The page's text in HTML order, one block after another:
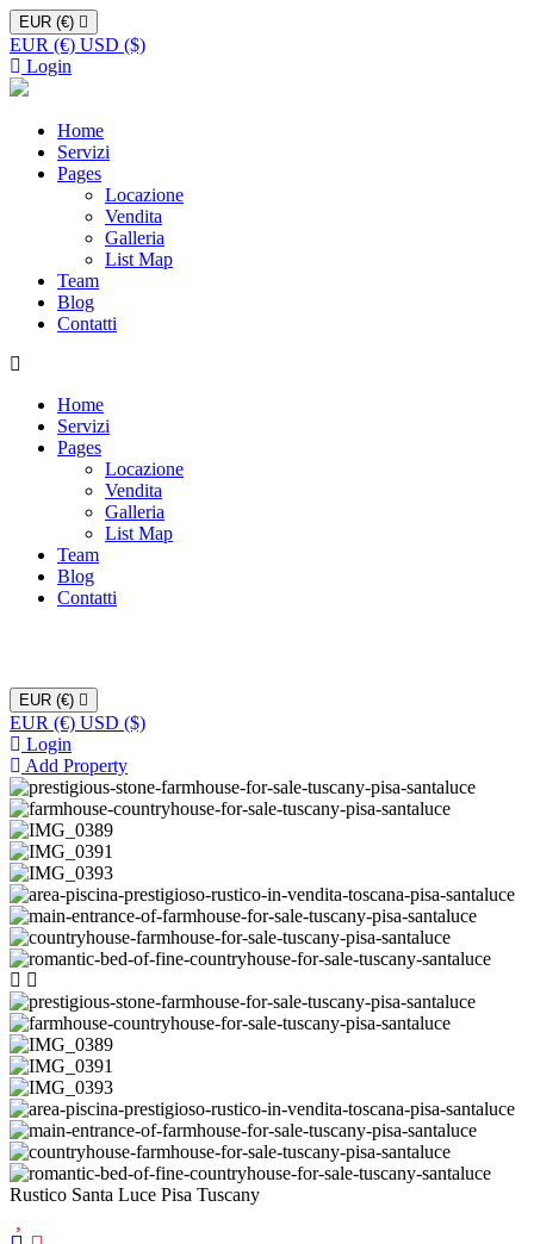
EUR (€)
EUR (€) USD ($)
Login
Home
Servizi
Pages
Locazione
Vendita
Galleria
List Map
Team
Blog
Contatti
Home
Servizi
Pages
Locazione
Vendita
Galleria
List Map
Team
Blog
Contatti
EUR (€)
EUR (€) USD ($)
Login
Add Property
Rustico Santa Luce Pisa Tuscany